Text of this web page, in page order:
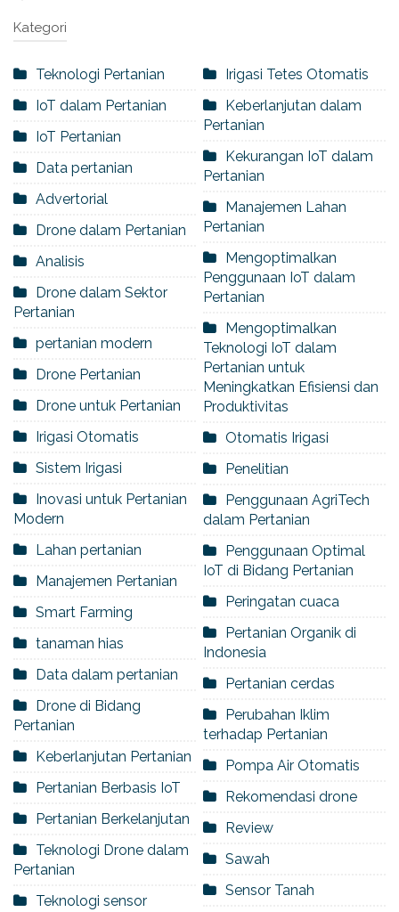
Kategori
Teknologi Pertanian
IoT dalam Pertanian
IoT Pertanian
Data pertanian
Advertorial
Drone dalam Pertanian
Analisis
Drone dalam Sektor
Pertanian
pertanian modern
Drone Pertanian
Drone untuk Pertanian
Irigasi Otomatis
Sistem Irigasi
Inovasi untuk Pertanian
Modern
Lahan pertanian
Manajemen Pertanian
Smart Farming
tanaman hias
Data dalam pertanian
Drone di Bidang
Pertanian
Keberlanjutan Pertanian
Pertanian Berbasis IoT
Pertanian Berkelanjutan
Teknologi Drone dalam
Pertanian
Teknologi sensor
Irigasi Tetes Otomatis
Keberlanjutan dalam
Pertanian
Kekurangan IoT dalam
Pertanian
Manajemen Lahan
Pertanian
Mengoptimalkan
Penggunaan IoT dalam
Pertanian
Mengoptimalkan
Teknologi IoT dalam
Pertanian untuk
Meningkatkan Efisiensi dan
Produktivitas
Otomatis Irigasi
Penelitian
Penggunaan AgriTech
dalam Pertanian
Penggunaan Optimal
IoT di Bidang Pertanian
Peringatan cuaca
Pertanian Organik di
Indonesia
Pertanian cerdas
Perubahan Iklim
terhadap Pertanian
Pompa Air Otomatis
Rekomendasi drone
Review
Sawah
Sensor Tanah